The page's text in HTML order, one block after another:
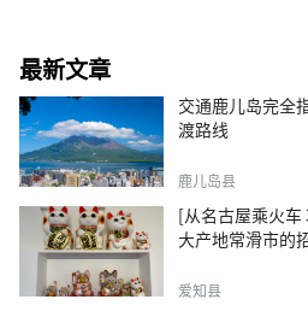
最新文章
交通鹿儿岛完全
渡路线
鹿儿岛县
[从名古屋乘火
大产地常滑市的
爱知县